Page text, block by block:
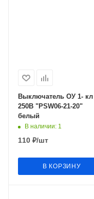
Выключатель ОУ 1- кл 6А
250В "PSW06-21-20"
белый
В наличии: 1
110 ₽/шт
В КОРЗИНУ